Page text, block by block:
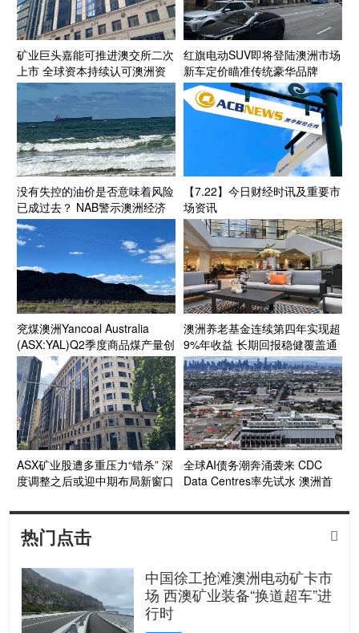
矿业巨头嘉能可推进澳交所二次
上市 全球资本持续认可澳洲资
源投资生态
红旗电动SUV即将登陆澳洲市场
新车定价瞄准传统豪华品牌
没有失控的油价是否意味着风险
已成过去？ NAB警示澳洲经济
面临“滚动式”能源成本压力
【7.22】今日财经时讯及重要市
场资讯
兖煤澳洲Yancoal Australia
(ASX:YAL)Q2季度商品煤产量创
新高 年产量预计达指导区间上
段 Kestrel煤矿收购获FIRB批准
收官在望
澳洲养老基金连续第四年实现超
9%年收益 长期回报稳健覆盖通
胀目标
ASX矿业股遭多重压力“错杀” 深
度调整之后或迎中期布局新窗口
全球AI债务潮奔涌袭来 CDC
Data Centres率先试水 澳洲首
热门点击 
中国徐工抢滩澳洲电动矿卡市
场 西澳矿业装备“换道超车”进
行时